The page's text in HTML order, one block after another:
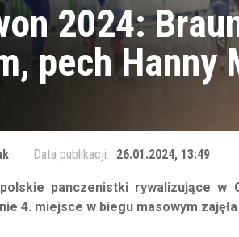
2024:
pech Hanny
Data publikacji: 26.01.2024, 13:49
panczenistki rywalizujące
4. miejsce w biegu masowym